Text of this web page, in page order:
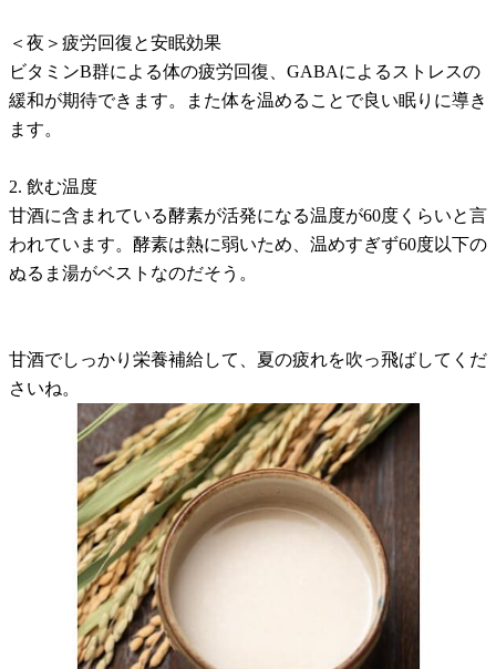
＜夜＞疲労回復と安眠効果
ビタミンB群による体の疲労回復、GABAによるストレスの
緩和が期待できます。また体を温めることで良い眠りに導き
ます。
2. 飲む温度
甘酒に含まれている酵素が活発になる温度が60度くらいと言
われています。酵素は熱に弱いため、温めすぎず60度以下の
ぬるま湯がベストなのだそう。
甘酒でしっかり栄養補給して、夏の疲れを吹っ飛ばしてくだ
さいね。